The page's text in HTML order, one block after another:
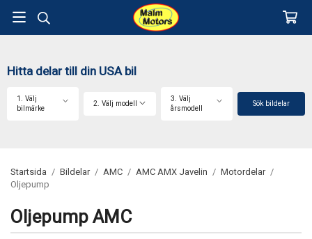
Hitta delar till din USA bil
1. Välj
bilmärke
2. Välj modell
3. Välj
årsmodell
Sök bildelar
Startsida / Bildelar / AMC / AMC AMX Javelin / Motordelar /
Oljepump
Oljepump AMC